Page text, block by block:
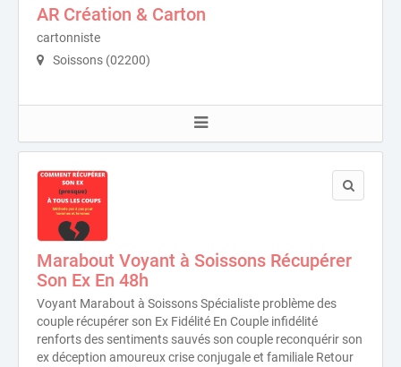
AR Création & Carton
cartonniste
Soissons (02200)
Marabout Voyant à Soissons Récupérer
Son Ex En 48h
Voyant Marabout à Soissons Spécialiste problème des
couple récupérer son Ex Fidélité En Couple infidélité
renforts des sentiments sauvés son couple reconquérir son
ex déception amoureux crise conjugale et familiale Retour